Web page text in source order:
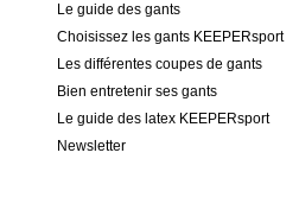
Le guide des gants
Choisissez les gants KEEPERsport
Les différentes coupes de gants
Bien entretenir ses gants
Le guide des latex KEEPERsport
Newsletter